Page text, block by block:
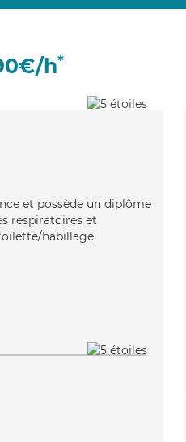
h*
et possède un diplôme
respiratoires et
habillage,